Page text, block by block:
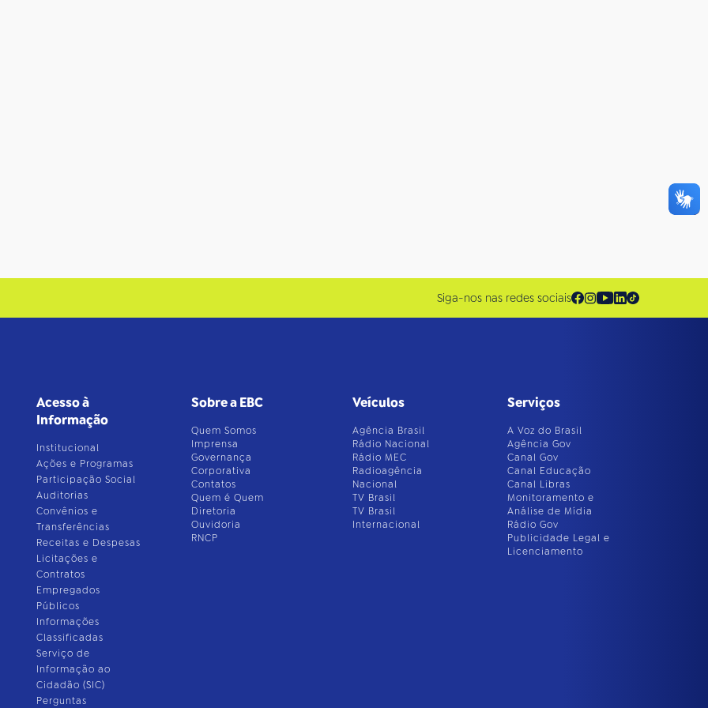
Siga-nos nas redes sociais
Acesso à
Informação
Institucional
Ações e Programas
Participação Social
Auditorias
Convênios e
Transferências
Receitas e Despesas
Licitações e
Contratos
Empregados
Públicos
Informações
Classificadas
Serviço de
Informação ao
Cidadão (SIC)
Perguntas
Sobre a EBC
Quem Somos
Imprensa
Governança
Corporativa
Contatos
Quem é Quem
Diretoria
Ouvidoria
RNCP
Veículos
Agência Brasil
Rádio Nacional
Rádio MEC
Radioagência
Nacional
TV Brasil
TV Brasil
Internacional
Serviços
A Voz do Brasil
Agência Gov
Canal Gov
Canal Educação
Canal Libras
Monitoramento e
Análise de Mídia
Rádio Gov
Publicidade Legal e
Licenciamento